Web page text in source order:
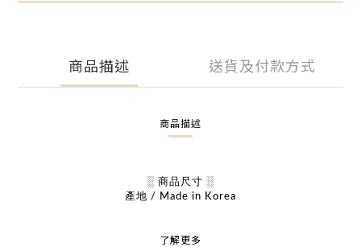
商品描述 送貨及付款方式
商品描述
░ 商品尺寸 ░
產地 / Made in Korea
了解更多